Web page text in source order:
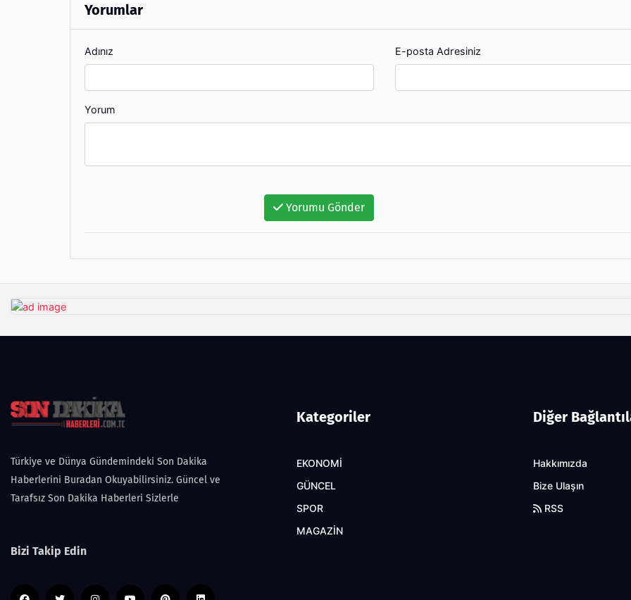
Yorumlar
Adınız E-posta Adresiniz
Yorum
Yorumu Gönder
Türkiye ve Dünya Gündemindeki Son Dakika
Haberlerini Buradan Okuyabilirsiniz. Güncel ve
Tarafsız Son Dakika Haberleri Sizlerle
Bizi Takip Edin
Kategoriler
EKONOMİ
GÜNCEL
SPOR
MAGAZİN
Diğer
Hakkımızda
Bize Ulaşın
RSS